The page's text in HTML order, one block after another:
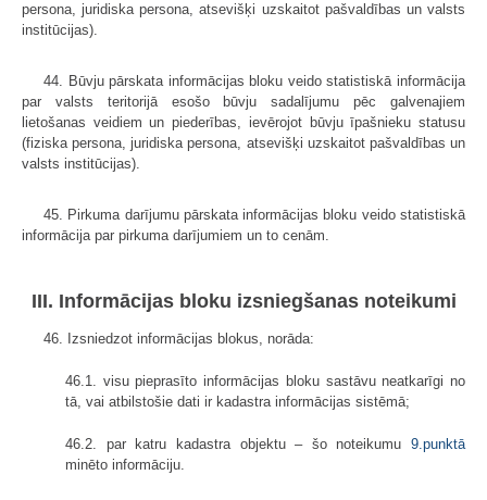
persona, juridiska persona, atsevišķi uzskaitot pašvaldības un valsts
institūcijas).
44. Būvju pārskata informācijas bloku veido statistiskā informācija
par valsts teritorijā esošo būvju sadalījumu pēc galvenajiem
lietošanas veidiem un piederības, ievērojot būvju īpašnieku statusu
(fiziska persona, juridiska persona, atsevišķi uzskaitot pašvaldības un
valsts institūcijas).
45. Pirkuma darījumu pārskata informācijas bloku veido statistiskā
informācija par pirkuma darījumiem un to cenām.
III. Informācijas bloku izsniegšanas noteikumi
46. Izsniedzot informācijas blokus, norāda:
46.1. visu pieprasīto informācijas bloku sastāvu neatkarīgi no
tā, vai atbilstošie dati ir kadastra informācijas sistēmā;
46.2. par katru kadastra objektu – šo noteikumu 9.punktā
minēto informāciju.